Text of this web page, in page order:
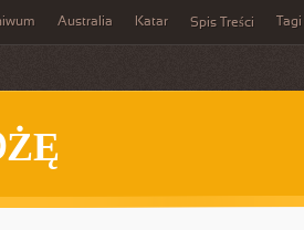
Australia Katar Spis Treści Tagi